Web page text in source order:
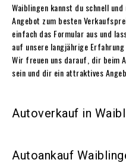
Waiblingen kannst du schnell
Angebot zum besten
einfach das Formular aus und
auf unsere langjährige Erfahrung
Wir freuen uns darauf, dir beim
sein und dir ein attraktives
Autoverkauf in
Autoankauf